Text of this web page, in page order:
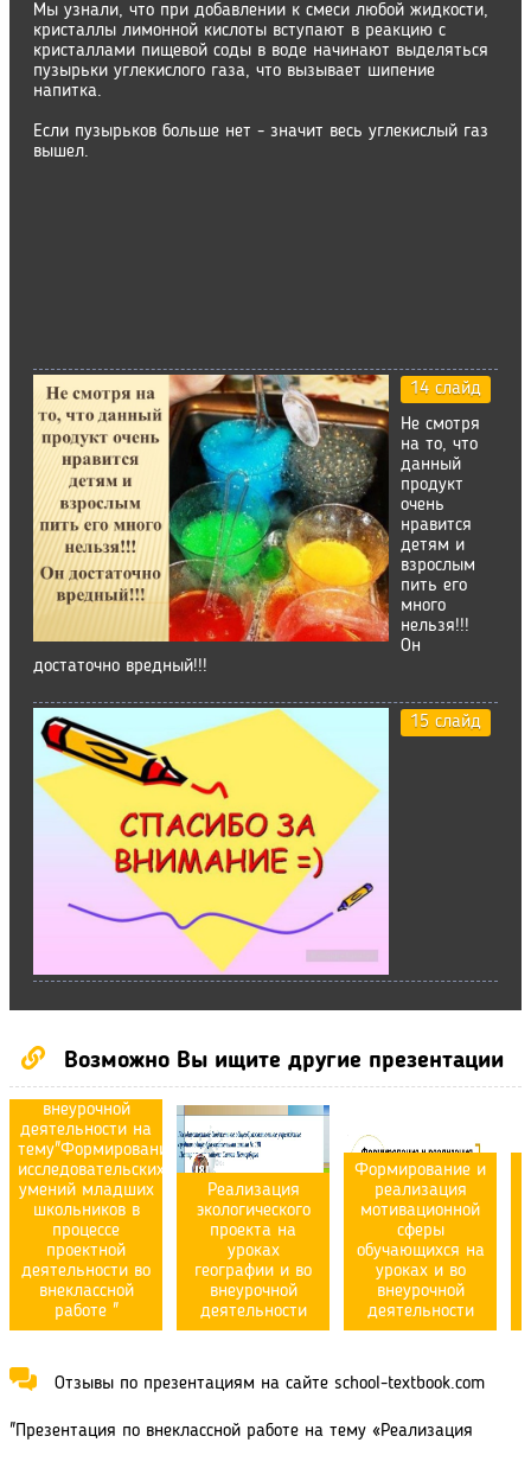
Мы узнали, что при добавлении к смеси любой жидкости,
кристаллы лимонной кислоты вступают в реакцию с
кристаллами пищевой соды в воде начинают выделяться
пузырьки углекислого газа, что вызывает шипение
напитка.
Если пузырьков больше нет - значит весь углекислый газ
вышел.
14 слайд
Не смотря
на то, что
данный
продукт
очень
нравится
детям и
взрослым
пить его
много
нельзя!!!
Он
достаточно вредный!!!
15 слайд
Возможно Вы ищите другие презентации
Презентация по
внеурочной
деятельности на
тему"Формирование
исследовательских
умений младших
школьников в
процессе
проектной
деятельности во
внеклассной
работе "
Реализация
экологического
проекта на
уроках
географии и во
внеурочной
деятельности
Формирование и
реализация
мотивационной
сферы
обучающихся на
уроках и во
внеурочной
деятельности
Отзывы по презентациям на сайте school-textbook.com
"Презентация по внеклассной работе на тему «Реализация